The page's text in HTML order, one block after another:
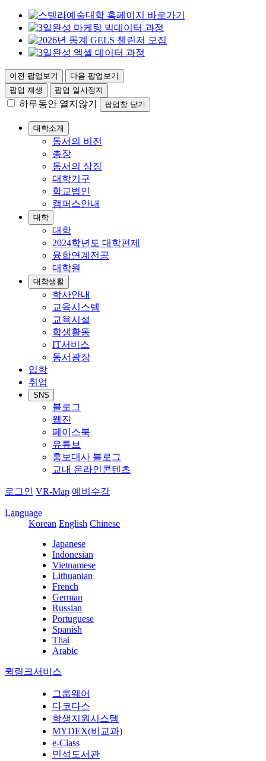
이전 팝업보기
다음 팝업보기
팝업 재생
팝업 일시정지
하루동안 열지않기 팝업창 닫기
대학소개
동서의 비전
총장
동서의 상징
대학기구
학교법인
캠퍼스안내
대학
대학
2024학년도 대학편제
융합연계전공
대학원
대학생활
학사안내
교육시스템
교육시설
학생활동
IT서비스
동서광장
입학
취업
SNS
블로그
웹진
페이스북
유튜브
홍보대사 블로그
교내 온라인콘텐츠
로그인 VR-Map 예비수강
Language
Korean English Chinese
Japanese
Indonesian
Vietnamese
Lithuanian
French
German
Russian
Portuguese
Spanish
Thai
Arabic
퀵링크서비스
그룹웨어
다코다스
학생지원시스템
MYDEX(비교과)
e-Class
민석도서관